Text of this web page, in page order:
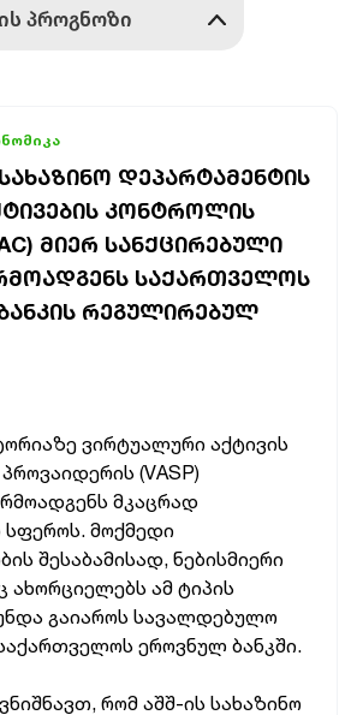
ᲓᲔᲞᲐᲠᲢᲐᲛᲔᲜᲢᲘᲡ
ᲙᲝᲜᲢᲠᲝᲚᲘᲡ
ᲛᲘᲔᲠ ᲡᲐᲜᲥᲪᲘᲠᲔᲑᲣᲚᲘ
ᲡᲐᲥᲐᲠᲗᲕᲔᲚᲝᲡ
ᲠᲔᲒᲣᲚᲘᲠᲔᲑᲣᲚ
ვირტუალური აქტივის
(VASP)
მკაცრად
მოქმედი
შესაბამისად, ნებისმიერი
ახორციელებს ამ ტიპის
გაიაროს სავალდებულო
ეროვნულ ბანკში.
რომ აშშ-ის სახაზინო